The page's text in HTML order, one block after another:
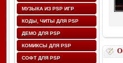
МУЗЫКА ИЗ PSP ИГР
КОДЫ, ЧИТЫ ДЛЯ PSP
ДЕМО ДЛЯ PSP
КОМИКСЫ ДЛЯ PSP
СОФТ ДЛЯ PSP